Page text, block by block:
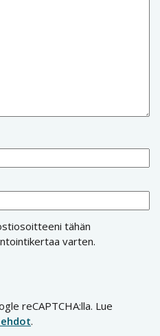
tähän
varten.
reCAPTCHA:lla. Lue
.